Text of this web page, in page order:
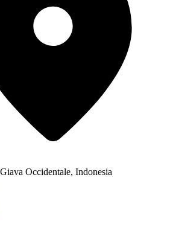
Occidentale, Indonesia